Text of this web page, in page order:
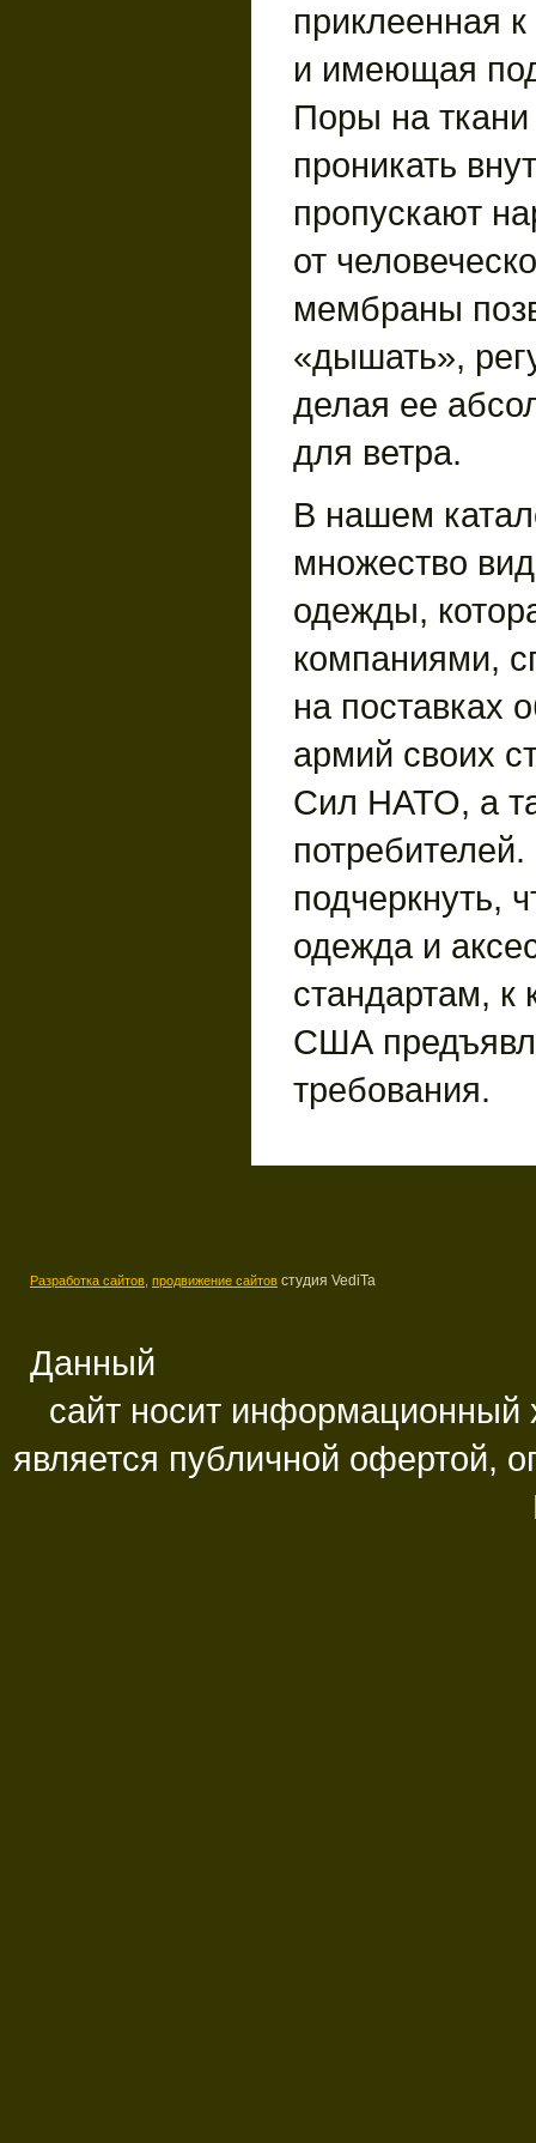
приклеенная
и имеющая
Поры на
проникать
пропускают
от
мембраны
«дышать»,
делая ее
для ветра.
В нашем
множество
одежды,
компаниями,
на поставках
армий своих
Сил НАТО, а
подчеркнуть,
одежда и
стандартам, к
США
требования.
Разработка сайтов, продвижение сайтов студия VediTa
Данный
сайт носит информационный
является публичной офертой,